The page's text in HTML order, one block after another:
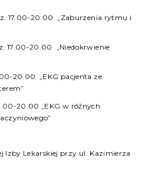
17.00-20.00 „Zaburzenia rytmu i
17.00-20.00 „Niedokrwienie
20.00 „EKG pacjenta ze
20.00 „EKG w różnych
Izby Lekarskiej przy ul. Kazimierza